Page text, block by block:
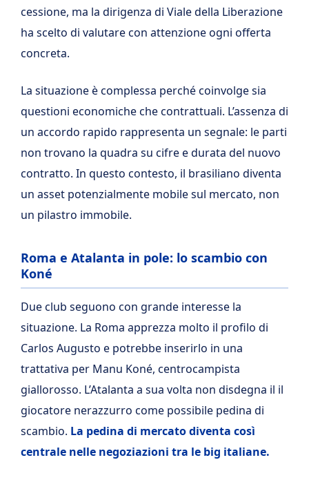
cessione, ma la dirigenza di Viale della Liberazione
ha scelto di valutare con attenzione ogni offerta
concreta.
La situazione è complessa perché coinvolge sia
questioni economiche che contrattuali. L’assenza di
un accordo rapido rappresenta un segnale: le parti
non trovano la quadra su cifre e durata del nuovo
contratto. In questo contesto, il brasiliano diventa
un asset potenzialmente mobile sul mercato, non
un pilastro immobile.
Roma e Atalanta in pole: lo scambio con
Koné
Due club seguono con grande interesse la
situazione. La Roma apprezza molto il profilo di
Carlos Augusto e potrebbe inserirlo in una
trattativa per Manu Koné, centrocampista
giallorosso. L’Atalanta a sua volta non disdegna il il
giocatore nerazzurro come possibile pedina di
scambio. La pedina di mercato diventa così
centrale nelle negoziazioni tra le big italiane.